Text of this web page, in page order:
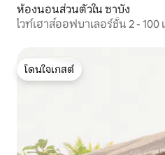
ห้องนอนส่วนตัวใน ซาบัง
ไวท์เฮาส์ออฟบาเลอร์ชั้น 2 -
โดนใจเกสต์
โดนใจเกสต์